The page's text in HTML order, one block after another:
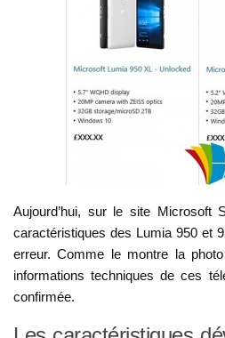
Aujourd’hui, sur le site Microsoft
caractéristiques des Lumia 950 et
erreur. Comme le montre la
informations techniques de ces
confirmée.